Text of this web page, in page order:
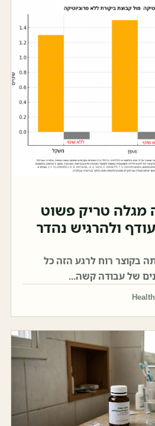
מגלה טריק פשוט
ולהרגיש נהדר
בת 62, חיכתה בקוצר רוח לרגע הזה כל
של עבודה קשה...